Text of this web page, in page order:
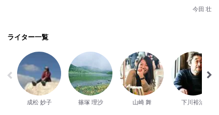
今田 壮
ライター一覧
成松 妙子 篠塚 理沙 山崎 舞 下川裕治